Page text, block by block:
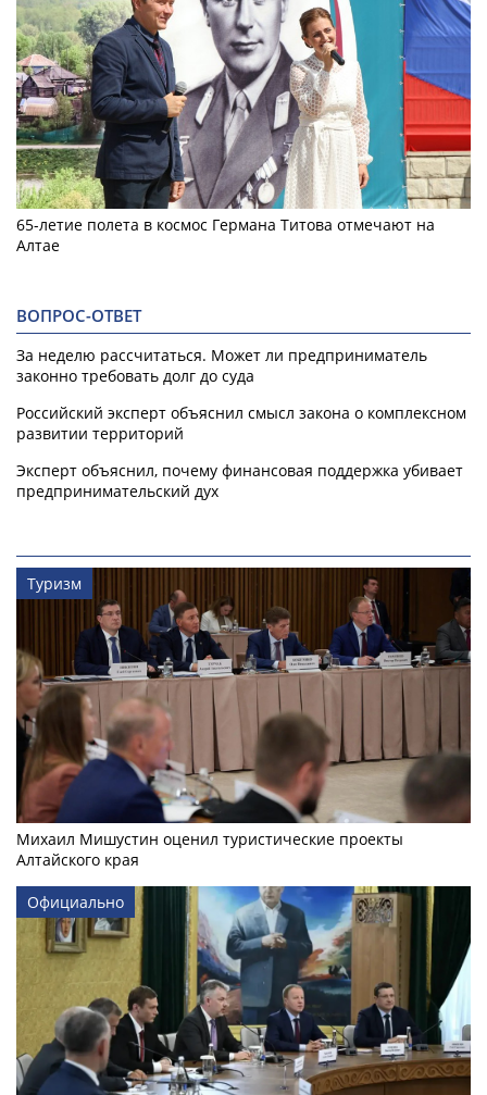
65-летие полета в космос Германа Титова отмечают на
Алтае
ВОПРОС-ОТВЕТ
За неделю рассчитаться. Может ли предприниматель
законно требовать долг до суда
Российский эксперт объяснил смысл закона о комплексном
развитии территорий
Эксперт объяснил, почему финансовая поддержка убивает
предпринимательский дух
Туризм
Михаил Мишустин оценил туристические проекты
Алтайского края
Официально